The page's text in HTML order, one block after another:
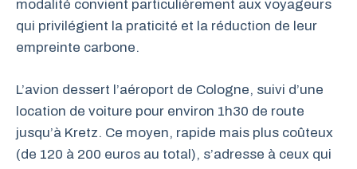
modalité convient particulièrement aux voyageurs
qui privilégient la praticité et la réduction de leur
empreinte carbone.
L’avion dessert l’aéroport de Cologne, suivi d’une
location de voiture pour environ 1h30 de route
jusqu’à Kretz. Ce moyen, rapide mais plus coûteux
(de 120 à 200 euros au total), s’adresse à ceux qui